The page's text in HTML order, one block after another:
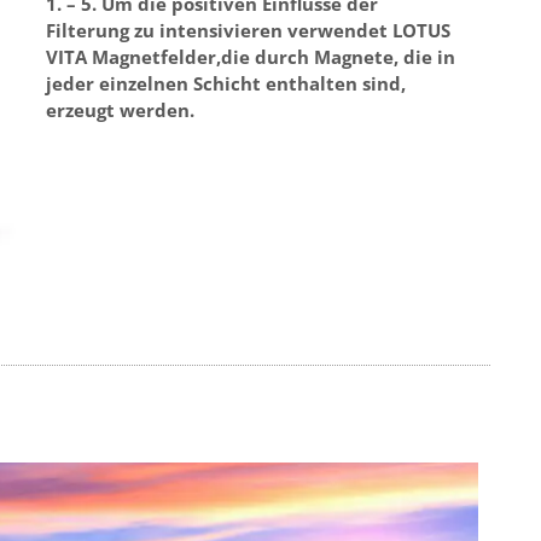
Filterung zu intensivieren verwendet LOTUS
VITA Magnetfelder,die durch Magnete, die in
jeder einzelnen Schicht enthalten sind,
erzeugt werden.